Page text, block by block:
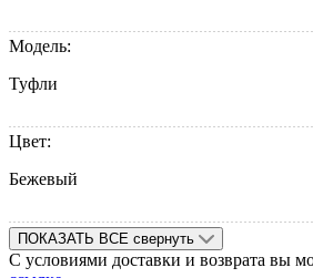
Модель:
Туфли
Цвет:
Бежевый
ПОКАЗАТЬ ВСЕ свернуть
С условиями доставки и возврата вы